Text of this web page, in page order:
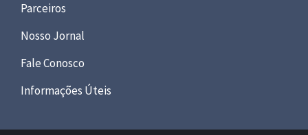
Parceiros
Nosso Jornal
Fale Conosco
Informações Úteis